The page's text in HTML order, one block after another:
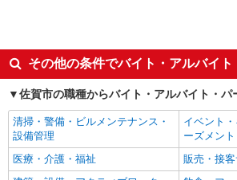
英語が活かせる
ボーナス
日払い
車通勤OK
交通費支給
社会保険あ
社員登用あり
その他の条件でバイト・アルバイ
佐賀市の職種からバイト・アルバイト・パ
清掃・警備・ビルメンテナンス・
設備管理
イベント
ーズメント
医療・介護・福祉
販売・接